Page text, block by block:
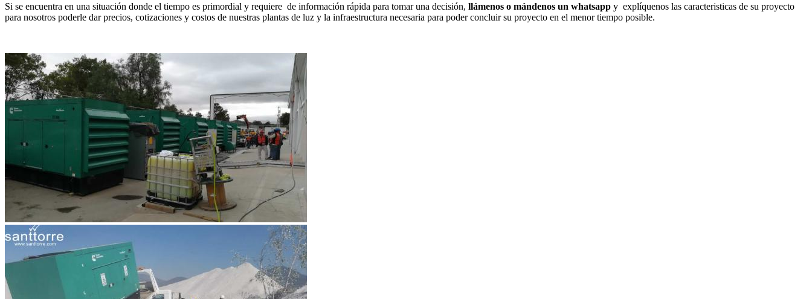
Si se encuentra en una situación donde el tiempo es primordial y requiere de información rápida para tomar una decisión, llámenos o mándenos un whatsapp y explíquenos las caracteristicas de su proyecto
para nosotros poderle dar precios, cotizaciones y costos de nuestras plantas de luz y la infraestructura necesaria para poder concluir su proyecto en el menor tiempo posible.